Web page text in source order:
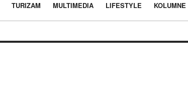
TURIZAM MULTIMEDIA LIFESTYLE KOLUMNE